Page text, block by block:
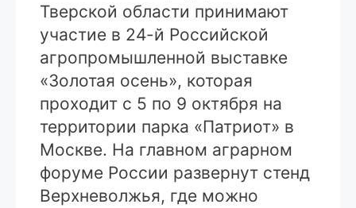
Тверской области принимают
участие в 24-й Российской
агропромышленной выставке
«Золотая осень», которая
проходит с 5 по 9 октября на
территории парка «Патриот» в
Москве. На главном аграрном
форуме России развернут стенд
Верхневолжья, где можно